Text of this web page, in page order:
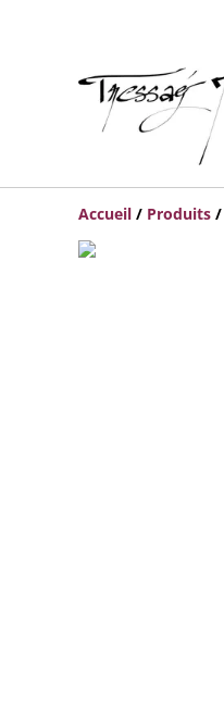
Accueil / Produits /